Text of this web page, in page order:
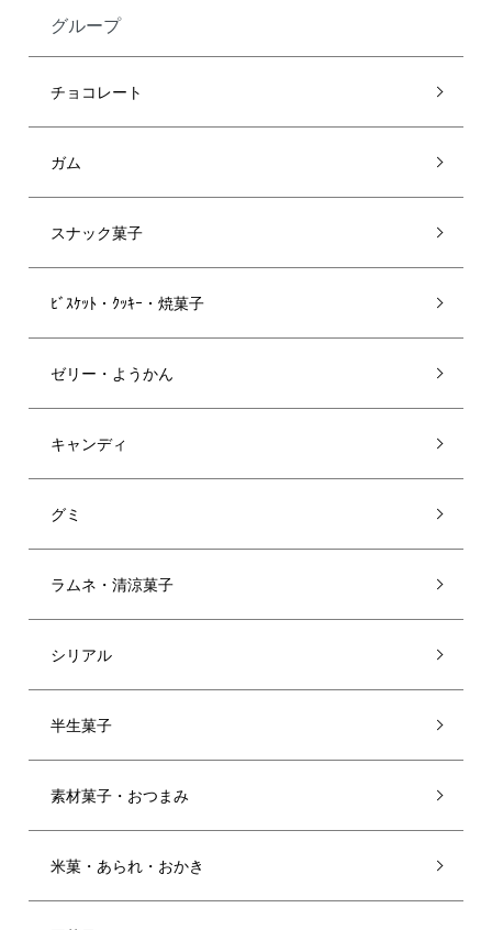
グループ
チョコレート
ガム
スナック菓子
ﾋﾞｽｹｯﾄ・ｸｯｷｰ・焼菓子
ゼリー・ようかん
キャンディ
グミ
ラムネ・清涼菓子
シリアル
半生菓子
素材菓子・おつまみ
米菓・あられ・おかき